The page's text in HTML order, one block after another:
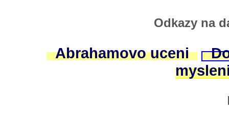
Odkazy na
Abrahamovo uceni